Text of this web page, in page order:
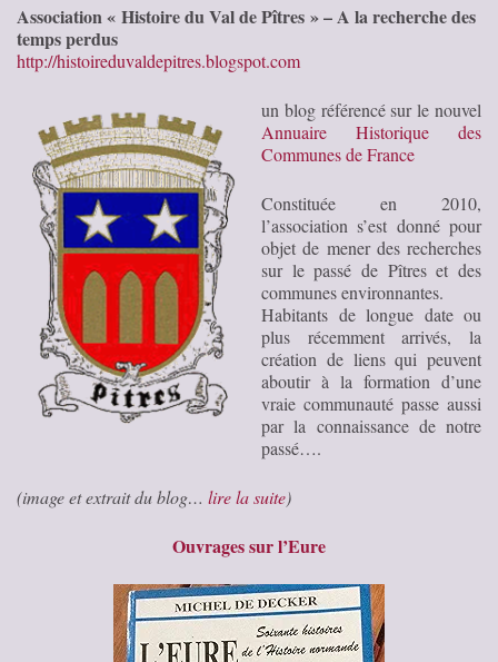
Association « Histoire du Val de Pîtres » – A la recherche des
temps perdus
http://histoireduvaldepitres.blogspot.com
un blog référencé sur le nouvel
Annuaire Historique des
Communes de France
Constituée en 2010,
l’association s’est donné pour
objet de mener des recherches
sur le passé de Pîtres et des
communes environnantes.
Habitants de longue date ou
plus récemment arrivés, la
création de liens qui peuvent
aboutir à la formation d’une
vraie communauté passe aussi
par la connaissance de notre
passé….
(image et extrait du blog… lire la suite)
Ouvrages sur l’Eure